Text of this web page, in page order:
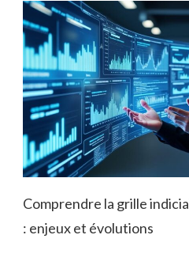
Comprendre la grille
: enjeux et évolutions